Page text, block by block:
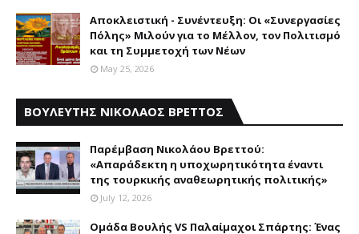
Αποκλειστική - Συνέντευξη: Οι «Συνεργασίες
Πόλης» Μιλούν για το Μέλλον, τον Πολιτισμό
και τη Συμμετοχή των Νέων
May 25, 2026
ΒΟΥΛΕΥΤΗΣ ΝΙΚΟΛΑΟΣ ΒΡΕΤΤΟΣ
Παρέμβαση Nικολάου Bρεττού:
«Aπαράδεκτη η υποχωρητικότητα έναντι
της τουρκικής αναθεωρητικής πολιτικής»
July 12, 2026
Ομάδα Βουλής VS Παλαίμαχοι Σπάρτης: Ένας